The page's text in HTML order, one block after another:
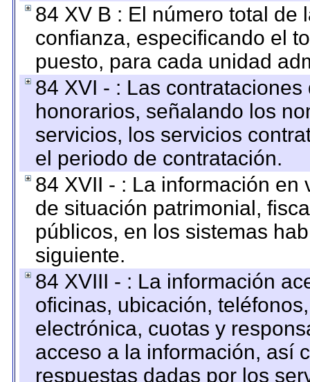
84 XV B : El número total de
confianza, especificando el
puesto, para cada unidad
84 XVI - : Las
honorarios, señalando los
servicios, los servicios
el periodo de contratación.
84 XVII - : La información
de situación patrimonial,
públicos, en los sistemas
siguiente.
84 XVIII - : La información
oficinas, ubicación,
electrónica, cuotas y
acceso a la información, así
respuestas dadas por los